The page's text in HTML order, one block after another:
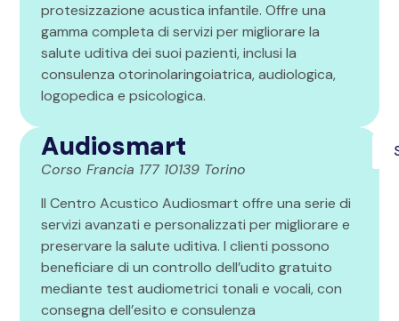
protesizzazione acustica infantile. Offre una
gamma completa di servizi per migliorare la
salute uditiva dei suoi pazienti, inclusi la
consulenza otorinolaringoiatrica, audiologica,
logopedica e psicologica.
Audiosmart
Corso Francia 177 10139 Torino
Il Centro Acustico Audiosmart offre una serie di
servizi avanzati e personalizzati per migliorare e
preservare la salute uditiva. I clienti possono
beneficiare di un controllo dell’udito gratuito
mediante test audiometrici tonali e vocali, con
consegna dell’esito e consulenza